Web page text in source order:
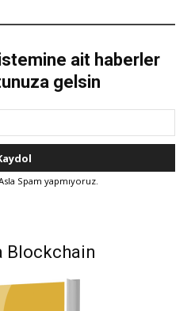
ait haberler
gelsin
Spam yapmıyoruz.
Blockchain